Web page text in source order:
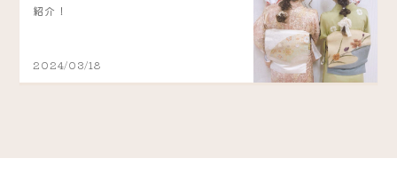
紹介！
2024/03/18